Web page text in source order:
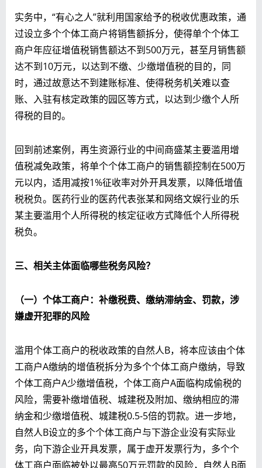
实务中，“有心之人”就利用国家给予的税收优惠政策，通
过设立多个个体工商户将销售额拆分，使得单个个体工
商户年应征增值税销售额达不到500万元，甚至月销售额
达不到10万元，以达到不缴、少缴增值税的目的，同
时，通过故意达不到建账标准、使得税务机关难以查
账、入驻有核定政策的园区等方式，以达到少缴个人所
得税的目的。
回到前述案例，再生资源行业的中间商盛某主要滥用增
值税减免政策，将单个个体工商户的销售额控制在500万
元以内，适用减按1%征收率对外开具发票，以降低增值
税税负。医药行业的医药代表张某和网络文娱行业的乐
某主要滥用个人所得税的核定征收方式降低个人所得税
税负。
三、相关主体面临哪些税务风险？
（一）个体工商户：补缴税费、缴纳滞纳金、罚款，涉
嫌虚开犯罪的风险
滥用个体工商户的税收政策的自然人B，将本应该由个体
工商户A缴纳的增值税拆分为多个个体工商户缴纳，导致
个体工商户A少缴增值税，个体工商户A面临构成偷税的
风险，需要补缴增值税、城建税及附加、缴纳相应的滞
纳金和少缴增值税、城建税0.5-5倍的罚款。进一步地，
自然人B设立的多个个体工商户与下游企业没有实际业
务，向下游企业开具发票，属于虚开发票行为，多个个
体工商户面临被处以最高50万元罚款的风险，自然人B面